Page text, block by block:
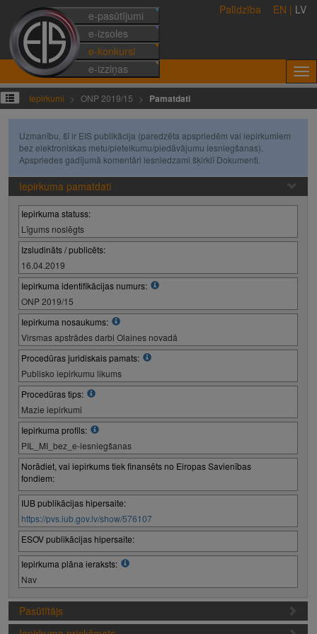
e-pasūtījumi
e-izsoles
e-konkursi
e-izziņas
Palīdzība EN | LV
Iepirkumi ONP 2019/15 Pamatdati
Uzmanību, šī ir EIS publikācija (paredzēta apspriedēm vai iepirkumiem
bez elektroniskas metu/pieteikumu/piedāvājumu iesniegšanas).
Apspriedes gadījumā komentāri iesniedzami šķirklī Dokumenti.
Iepirkuma pamatdati
Iepirkuma statuss:
Līgums noslēgts
Izsludināts / publicēts:
16.04.2019
Iepirkuma identifikācijas numurs:
ONP 2019/15
Iepirkuma nosaukums:
Virsmas apstrādes darbi Olaines novadā
Procedūras juridiskais pamats:
Publisko iepirkumu likums
Procedūras tips:
Mazie iepirkumi
Iepirkuma profils:
PIL_MI_bez_e-iesniegšanas
Norādiet, vai iepirkums tiek finansēts no Eiropas Savienības
fondiem:
IUB publikācijas hipersaite:
https://pvs.iub.gov.lv/show/576107
ESOV publikācijas hipersaite:
Iepirkuma plāna ieraksts:
Nav
Pasūtītājs